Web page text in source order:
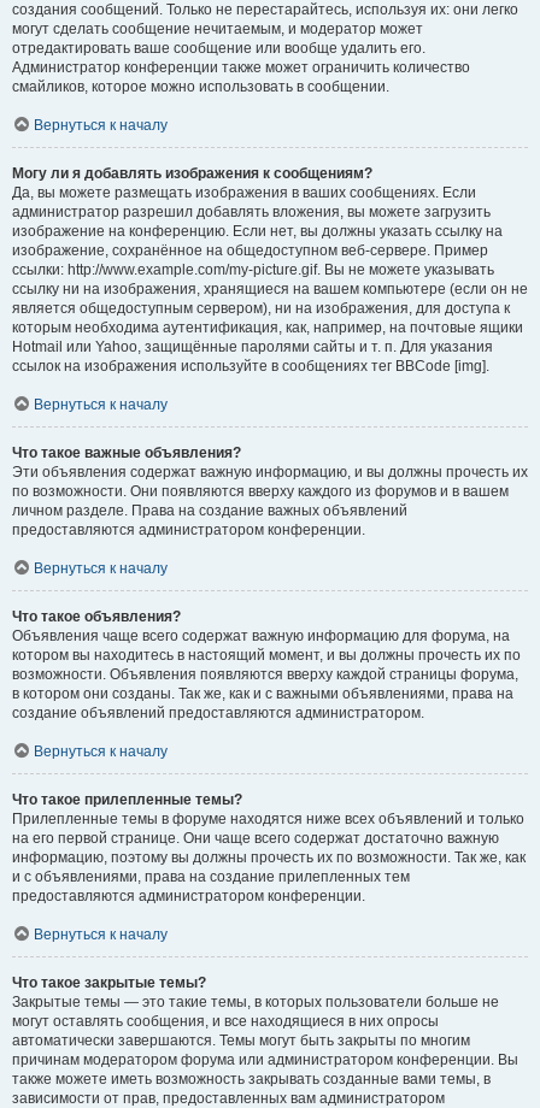
создания сообщений. Только не перестарайтесь, используя их: они легко
могут сделать сообщение нечитаемым, и модератор может
отредактировать ваше сообщение или вообще удалить его.
Администратор конференции также может ограничить количество
смайликов, которое можно использовать в сообщении.
Вернуться к началу
Могу ли я добавлять изображения к сообщениям?
Да, вы можете размещать изображения в ваших сообщениях. Если
администратор разрешил добавлять вложения, вы можете загрузить
изображение на конференцию. Если нет, вы должны указать ссылку на
изображение, сохранённое на общедоступном веб-сервере. Пример
ссылки: http://www.example.com/my-picture.gif. Вы не можете указывать
ссылку ни на изображения, хранящиеся на вашем компьютере (если он не
является общедоступным сервером), ни на изображения, для доступа к
которым необходима аутентификация, как, например, на почтовые ящики
Hotmail или Yahoo, защищённые паролями сайты и т. п. Для указания
ссылок на изображения используйте в сообщениях тег BBCode [img].
Вернуться к началу
Что такое важные объявления?
Эти объявления содержат важную информацию, и вы должны прочесть их
по возможности. Они появляются вверху каждого из форумов и в вашем
личном разделе. Права на создание важных объявлений
предоставляются администратором конференции.
Вернуться к началу
Что такое объявления?
Объявления чаще всего содержат важную информацию для форума, на
котором вы находитесь в настоящий момент, и вы должны прочесть их по
возможности. Объявления появляются вверху каждой страницы форума,
в котором они созданы. Так же, как и с важными объявлениями, права на
создание объявлений предоставляются администратором.
Вернуться к началу
Что такое прилепленные темы?
Прилепленные темы в форуме находятся ниже всех объявлений и только
на его первой странице. Они чаще всего содержат достаточно важную
информацию, поэтому вы должны прочесть их по возможности. Так же, как
и с объявлениями, права на создание прилепленных тем
предоставляются администратором конференции.
Вернуться к началу
Что такое закрытые темы?
Закрытые темы — это такие темы, в которых пользователи больше не
могут оставлять сообщения, и все находящиеся в них опросы
автоматически завершаются. Темы могут быть закрыты по многим
причинам модератором форума или администратором конференции. Вы
также можете иметь возможность закрывать созданные вами темы, в
зависимости от прав, предоставленных вам администратором